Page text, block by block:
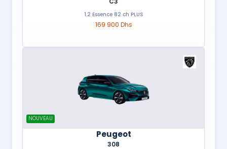
1.2 Essence 82 ch PLUS
169 900 Dhs
NOUVEAU
Peugeot
308